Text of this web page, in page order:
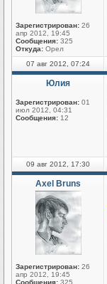
Зарегистрирован: 26
апр 2012, 19:45
Сообщения: 325
Откуда: Орел
07 авг 2012, 07:24
Юлия
Зарегистрирован: 01
июл 2012, 04:31
Сообщения: 12
09 авг 2012, 17:30
Axel Bruns
Зарегистрирован: 26
апр 2012, 19:45
Сообщения: 325